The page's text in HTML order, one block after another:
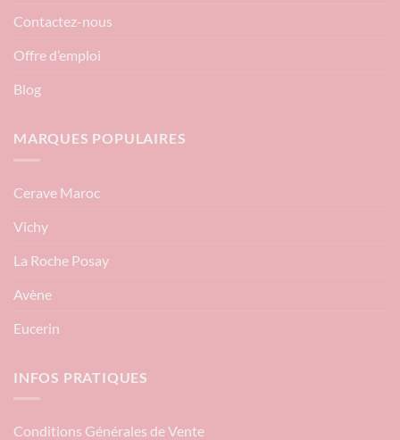
Contactez-nous
Offre d’emploi
Blog
MARQUES POPULAIRES
Cerave Maroc
Vichy
La Roche Posay
Avène
Eucerin
INFOS PRATIQUES
Conditions Générales de Vente